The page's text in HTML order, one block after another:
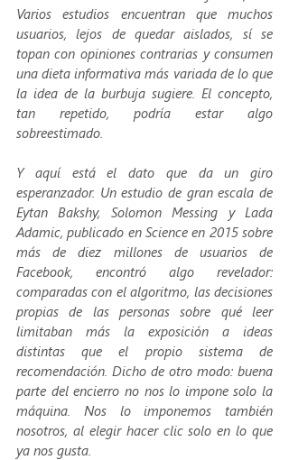
Varios estudios encuentran que muchos
usuarios, lejos de quedar aislados, sí se
topan con opiniones contrarias y consumen
una dieta informativa más variada de lo que
la idea de la burbuja sugiere. El concepto,
tan repetido, podría estar algo
sobreestimado.
Y aquí está el dato que da un giro
esperanzador. Un estudio de gran escala de
Eytan Bakshy, Solomon Messing y Lada
Adamic, publicado en Science en 2015 sobre
más de diez millones de usuarios de
Facebook, encontró algo revelador:
comparadas con el algoritmo, las decisiones
propias de las personas sobre qué leer
limitaban más la exposición a ideas
distintas que el propio sistema de
recomendación. Dicho de otro modo: buena
parte del encierro no nos lo impone solo la
máquina. Nos lo imponemos también
nosotros, al elegir hacer clic solo en lo que
ya nos gusta.